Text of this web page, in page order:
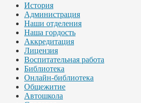
История
Администрация
Наши отделения
Наша гордость
Аккредитация
Лицензия
Воспитательная работа
Библиотека
Онлайн-библиотека
Общежитие
Автошкола